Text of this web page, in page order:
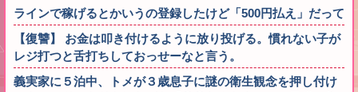
ラインで稼げるとかいうの登録したけど「500円払え」だって
【復讐】 お金は叩き付けるように放り投げる。慣れない子が
レジ打つと舌打ちしておっせーなと言う。
義実家に５泊中、トメが３歳息子に謎の衛生観念を押し付け